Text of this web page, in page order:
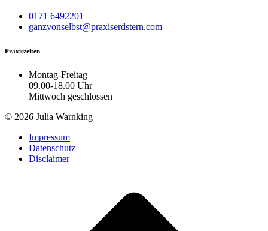
0171 6492201
ganzvonselbst@praxiserdstern.com
Praxiszeiten
Montag-Freitag
09.00-18.00 Uhr
Mittwoch geschlossen
© 2026 Julia Warnking
Impressum
Datenschutz
Disclaimer